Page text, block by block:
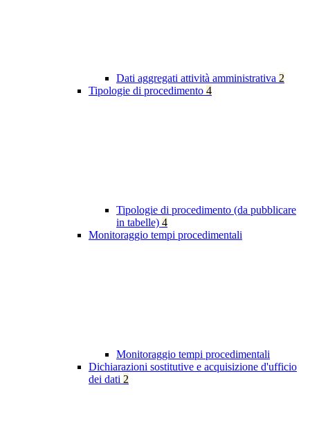
Dati aggregati attività amministrativa 2
Tipologie di procedimento 4
Tipologie di procedimento (da pubblicare
in tabelle) 4
Monitoraggio tempi procedimentali
Monitoraggio tempi procedimentali
Dichiarazioni sostitutive e acquisizione d'ufficio
dei dati 2